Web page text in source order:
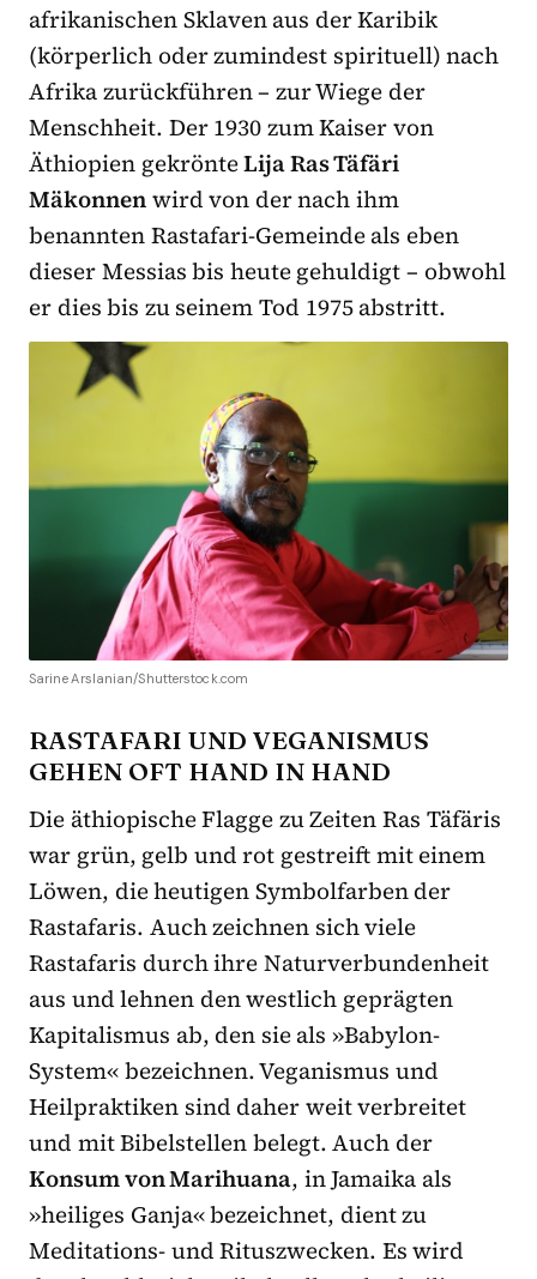
afrikanischen Sklaven aus der Karibik
(körperlich oder zumindest spirituell) nach
Afrika zurückführen – zur Wiege der
Menschheit. Der 1930 zum Kaiser von
Äthiopien gekrönteLija Ras Täfäri
Mäkonnenwird von der nach ihm
benannten Rastafari-Gemeinde als eben
dieser Messias bis heute gehuldigt – obwohl
er dies bis zu seinem Tod 1975 abstritt.
Sarine Arslanian/Shutterstock.com
RASTAFARI UND VEGANISMUS
GEHEN OFT HAND IN HAND
Die äthiopische Flagge zu Zeiten Ras Täfäris
war grün, gelb und rot gestreift mit einem
Löwen, die heutigen Symbolfarben der
Rastafaris. Auch zeichnen sich viele
Rastafaris durch ihre Naturverbundenheit
aus und lehnen den westlich geprägten
Kapitalismus ab, den sie als »Babylon-
System« bezeichnen. Veganismus und
Heilpraktiken sind daher weit verbreitet
und mit Bibelstellen belegt. Auch der
Konsum von Marihuana, in Jamaika als
»heiliges Ganja« bezeichnet, dient zu
Meditations- und Rituszwecken. Es wird